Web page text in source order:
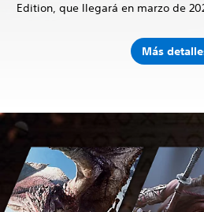
Edition, que llegará en marzo de
Más